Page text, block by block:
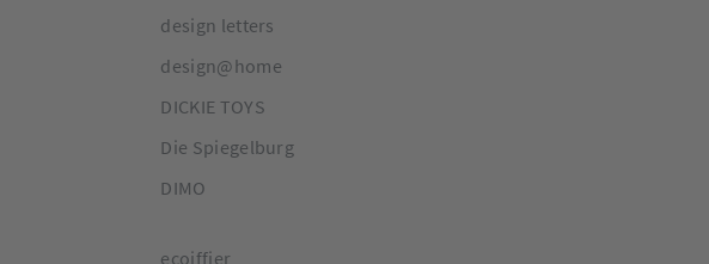
design letters
design@home
DICKIE TOYS
Die Spiegelburg
DIMO
ecoiffier